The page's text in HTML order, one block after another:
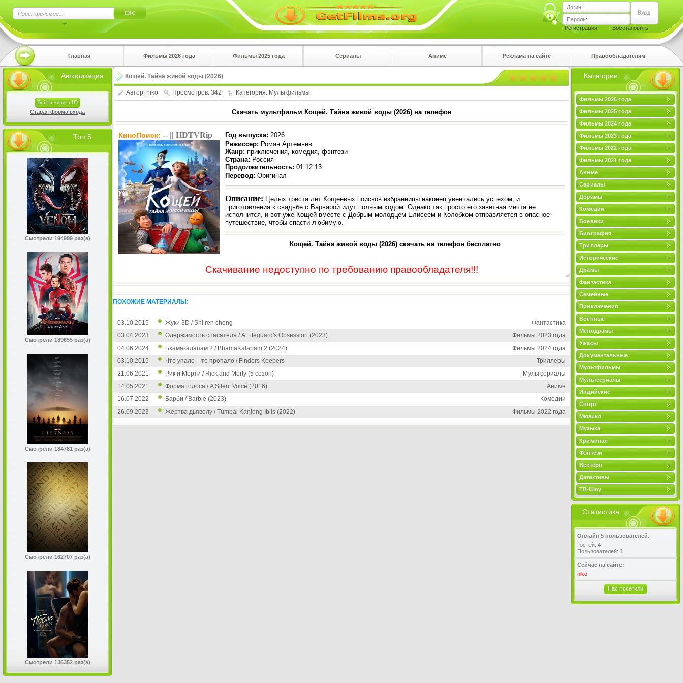
Логин:
Пароль:
Регистрация
Восстановить
Главная Фильмы 2026 года Фильмы 2025 года Сериалы Аниме Реклама на сайте Правообладателям
Авторизация
Войти через uID
Старая форма входа
Топ 5
Смотрели 194999 раз(а)
Смотрели 189655 раз(а)
Смотрели 184781 раз(а)
Смотрели 162707 раз(а)
Смотрели 136352 раз(а)
Категории
Фильмы 2026 года
Фильмы 2025 года
Фильмы 2024 года
Фильмы 2023 года
Фильмы 2022 года
Фильмы 2021 года
Аниме
Сериалы
Дорамы
Комедии
Боевики
Биография
Триллеры
Исторические
Драмы
Фантастика
Семейные
Приключения
Военные
Мелодрамы
Ужасы
Документальные
Мультфильмы
Мультсериалы
Индийские
Спорт
Мюзикл
Музыка
Криминал
Фэнтези
Вестерн
Детективы
ТВ-Шоу
Статистика
Онлайн 5 пользователей.
Гостей: 4
Пользователей: 1
Сейчас на сайте:
niko
Нас посетили
Кощей. Тайна живой воды (2026)
Автор: niko Просмотров: 342 Категория: Мультфильмы
Скачать мультфильм Кощей. Тайна живой воды (2026) на телефон
КиноПоиск: -- || HDTVRip Год выпуска: 2026
Режиссер: Роман Артемьев
Жанр: приключения, комедия, фэнтези
Страна: Россия
Продолжительность: 01:12:13
Перевод: Оригинал
Описание: Целых триста лет Кощеевых поисков избранницы наконец увенчались успехом, и
приготовления к свадьбе с Варварой идут полным ходом. Однако так просто его заветная мечта не
исполнится, и вот уже Кощей вместе с Добрым молодцем Елисеем и Колобком отправляется в опасное
путешествие, чтобы спасти любимую.
Кощей. Тайна живой воды (2026) скачать на телефон бесплатно
Нажмите на в плеере
!!!Если Вы с телефона сперва нажмите на троеточие в правом
верхнем углу!!!
Скачивание недоступно по требованию правообладателя!!!
ПОХОЖИЕ МАТЕРИАЛЫ:
03.10.2015 Жуки 3D / Shi ren chong
Фантастика
03.04.2023
Одержимость спасателя / A Lifeguard's Obsession (2023)
Фильмы 2023 года
04.06.2024
Бхамакалапам 2 / BhamaKalapam 2 (2024)
Фильмы 2024 года
03.10.2015
Что упало – то пропало / Finders Keepers
Триллеры
21.06.2021
Рик и Морти / Rick and Morty (5 сезон)
Мультсериалы
14.05.2021
Форма голоса / A Silent Voice (2016)
Аниме
16.07.2022
Барби / Barbie (2023)
Комедии
26.09.2023
Жертва дьяволу / Tumbal Kanjeng Iblis (2022) Фильмы 2022 года